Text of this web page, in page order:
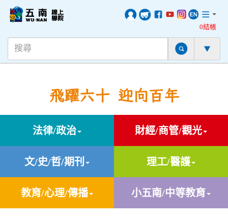
0結帳
飛躍六十 迎向百年
法律/政治 財經/商管/觀光
文/史/哲/期刊 理工/醫護
教育/心理/傳播 小五南/中等教育